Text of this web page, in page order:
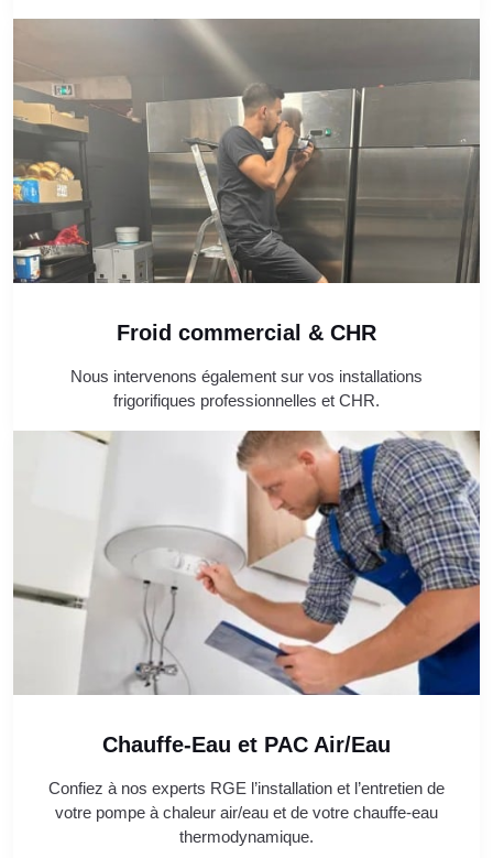
Froid commercial & CHR
Nous intervenons également sur vos installations
frigorifiques professionnelles et CHR.
Chauffe-Eau et PAC Air/Eau
Confiez à nos experts RGE l’installation et l’entretien de
votre pompe à chaleur air/eau et de votre chauffe-eau
thermodynamique.